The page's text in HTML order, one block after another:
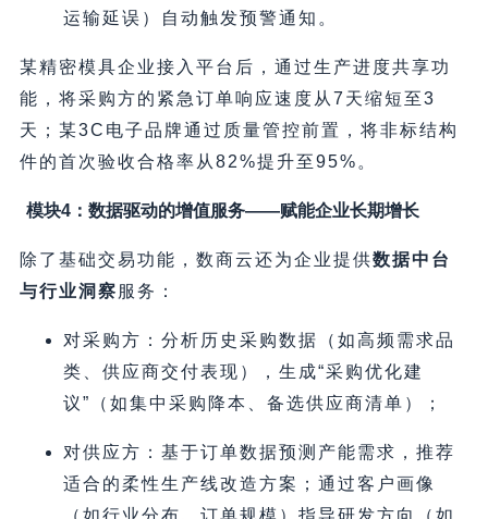
运输延误）自动触发预警通知。
某精密模具企业接入平台后，通过生产进度共享功
能，将采购方的紧急订单响应速度从7天缩短至3
天；某3C电子品牌通过质量管控前置，将非标结构
件的首次验收合格率从82%提升至95%。
模块4：数据驱动的增值服务——赋能企业长期增长
除了基础交易功能，数商云还为企业提供数据中台
与行业洞察 服务：
对采购方：分析历史采购数据（如高频需求品
类、供应商交付表现），生成“采购优化建
议”（如集中采购降本、备选供应商清单）；
对供应方：基于订单数据预测产能需求，推荐
适合的柔性生产线改造方案；通过客户画像
（如行业分布、订单规模）指导研发方向（如